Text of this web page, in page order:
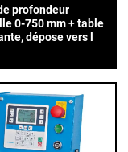
profondeur
0-750 mm + table
dépose vers l